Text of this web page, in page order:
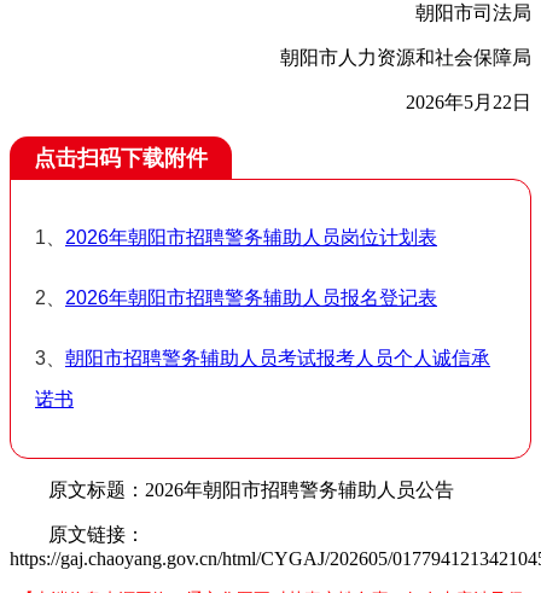
朝阳市司法局
朝阳市人力资源和社会保障局
2026年5月22日
点击扫码下载附件
1、 2026年朝阳市招聘警务辅助人员岗位计划表
2、 2026年朝阳市招聘警务辅助人员报名登记表
3、 朝阳市招聘警务辅助人员考试报考人员个人诚信承
诺书
原文标题：2026年朝阳市招聘警务辅助人员公告
原文链接：
https://gaj.chaoyang.gov.cn/html/CYGAJ/202605/